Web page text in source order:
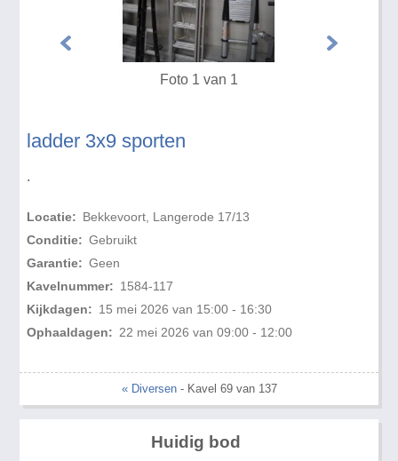
ladder 3x9 sporten
.
Locatie: Bekkevoort, Langerode 17/13
Conditie: Gebruikt
Garantie: Geen
Kavelnummer: 1584-117
Kijkdagen: 15 mei 2026 van 15:00 - 16:30
Ophaaldagen: 22 mei 2026 van 09:00 - 12:00
Foto 1 van 1
« Diversen- Kavel 69 van 137
Huidig bod